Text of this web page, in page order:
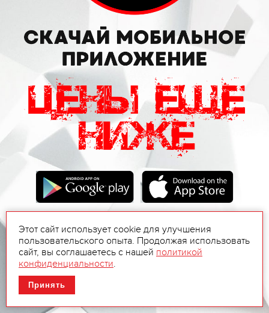
Этот сайт использует cookie для улучшения
пользовательского опыта. Продолжая использовать
сайт, вы соглашаетесь с нашей политикой
конфиденциальности.
Принять